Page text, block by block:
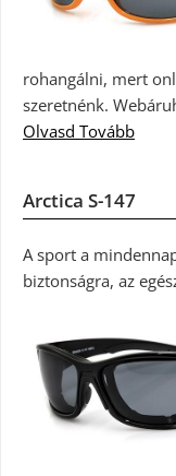
rohangálni, mert
szeretnénk.
Olvasd Tovább
Arctica S-147
A sport a
biztonságra, az